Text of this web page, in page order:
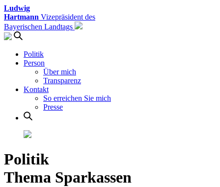
Ludwig
Hartmann Vizepräsident des
Bayerischen Landtags
Politik
Person
Über mich
Transparenz
Kontakt
So erreichen Sie mich
Presse
Politik
Thema Sparkassen